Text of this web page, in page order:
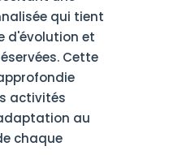
qui tient
d'évolution et
Cette
activités
au
chaque